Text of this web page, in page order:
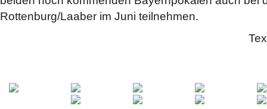
Rottenburg/Laaber im Juni teilnehmen.